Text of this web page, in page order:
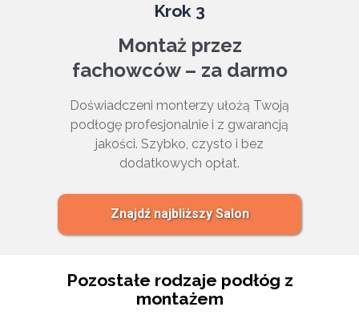
Doświadczeni monterzy ułożą Twoją
podłogę profesjonalnie i z gwarancją
jakości. Szybko, czysto i bez
dodatkowych opłat.
Krok 3
Montaż przez
fachowców – za darmo
Znajdź najbliższy Salon
Pozostałe rodzaje podłóg z
montażem